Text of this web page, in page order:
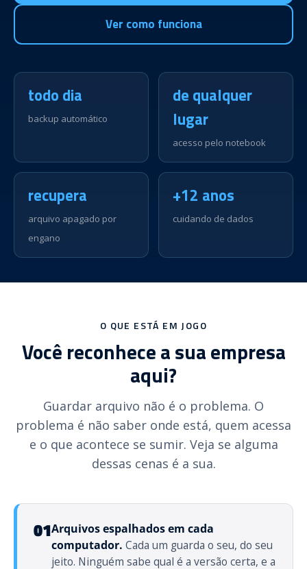
Ver como funciona
todo dia
backup automático
de qualquer
lugar
acesso pelo notebook
recupera
arquivo apagado por
engano
+12 anos
cuidando de dados
O QUE ESTÁ EM JOGO
Você reconhece a sua empresa
aqui?
Guardar arquivo não é o problema. O
problema é não saber onde está, quem acessa
e o que acontece se sumir. Veja se alguma
dessas cenas é a sua.
01Arquivos espalhados em cada
computador. Cada um guarda o seu, do seu
jeito. Ninguém sabe qual é a versão certa, e a